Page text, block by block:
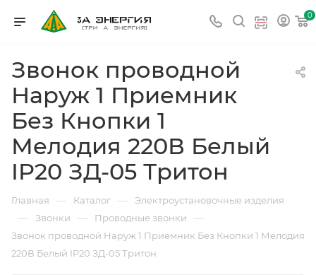
0
Звонок проводной
Наруж 1 Приемник
Без Кнопки 1
Мелодия 220В Белый
IP20 ЗД-05 Тритон
Главная — Каталог — Электроустановочные изделия
— Звонки — Проводные звонки —
Звонок проводной Наруж 1 Приемник Без Кнопки 1 Мелодия
220В Белый IP20 ЗД-05 Тритон